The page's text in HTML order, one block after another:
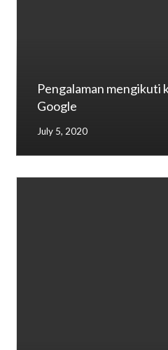
Pengalaman mengikuti
Google
July 5, 2020